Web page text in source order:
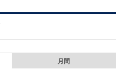
月間